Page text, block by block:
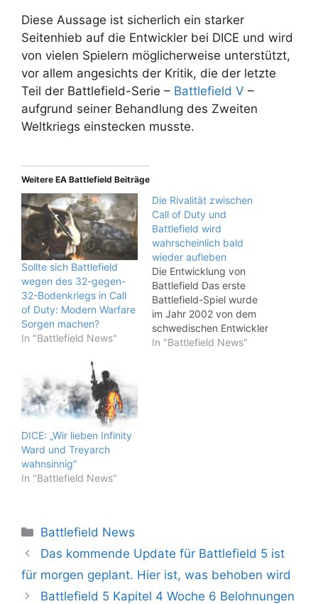
Diese Aussage ist sicherlich ein starker
Seitenhieb auf die Entwickler bei DICE und wird
von vielen Spielern möglicherweise unterstützt,
vor allem angesichts der Kritik, die der letzte
Teil der Battlefield-Serie – Battlefield V –
aufgrund seiner Behandlung des Zweiten
Weltkriegs einstecken musste.
Weitere EA Battlefield Beiträge
Sollte sich Battlefield
wegen des 32-gegen-
32-Bodenkriegs in Call
of Duty: Modern Warfare
Sorgen machen?
In "Battlefield News"
Die Rivalität zwischen
Call of Duty und
Battlefield wird
wahrscheinlich bald
wieder aufleben
Die Entwicklung von
Battlefield Das erste
Battlefield-Spiel wurde
im Jahr 2002 von dem
schwedischen Entwickler
DICE veröffentlicht. Es
In "Battlefield News"
DICE: „Wir lieben Infinity
Ward und Treyarch
wahnsinnig“
In "Battlefield News"
Kategorien
Battlefield News
Das kommende Update für Battlefield 5 ist
für morgen geplant. Hier ist, was behoben wird
Battlefield 5 Kapitel 4 Woche 6 Belohnungen